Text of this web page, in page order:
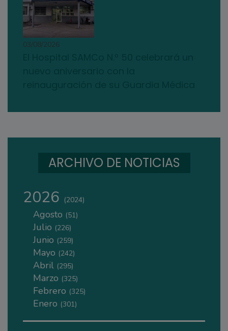
03/08/2026
ARCHIVO DE NOTICIAS
2026 (2024)
Agosto (51)
Julio (226)
Junio (259)
Mayo (242)
Abril (295)
Marzo (325)
Febrero (325)
Enero (301)